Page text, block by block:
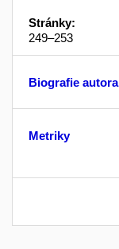
Stránky:
249–253
Biografie autora
Metriky